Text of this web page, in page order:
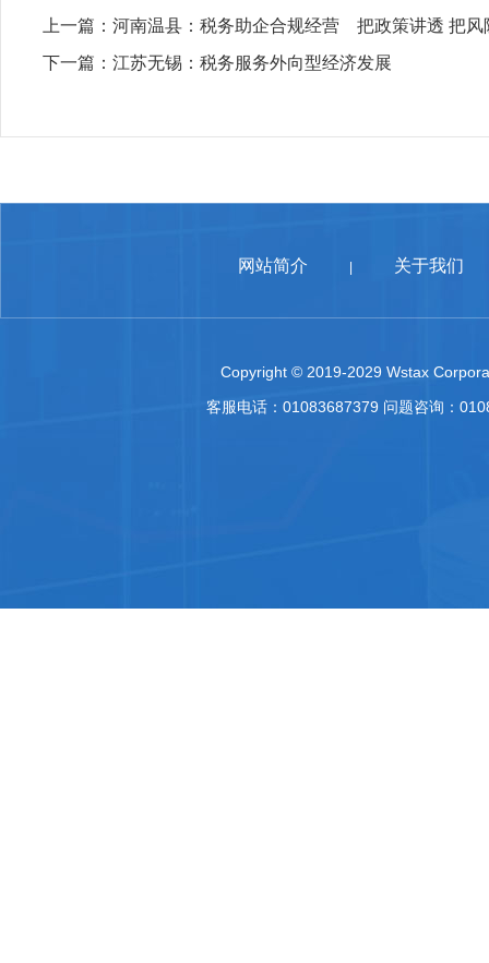
上一篇： 河南温县：税务助企合规经营 把政策讲透 把风
下一篇： 江苏无锡：税务服务外向型经济发展
网站简介 关于我们
Copyright © 2019-2029 Wstax
客服电话：01083687379 问题咨询：